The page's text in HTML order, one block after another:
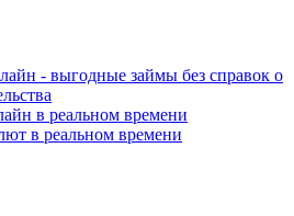
- выгодные займы без справок о
в реальном времени
в реальном времени